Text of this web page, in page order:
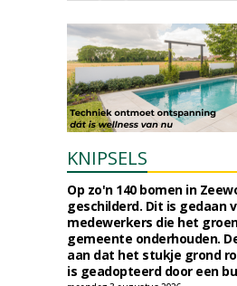
KNIPSELS
Op zo'n 140 bomen in
geschilderd. Dit is gedaan
medewerkers die het
gemeente onderhouden.
aan dat het stukje grond
is geadopteerd door een